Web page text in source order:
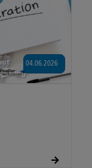
04.06.2026